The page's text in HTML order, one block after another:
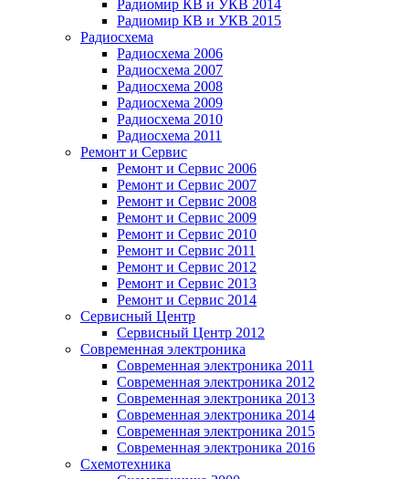
Радиомир КВ и УКВ 2014
Радиомир КВ и УКВ 2015
Радиосхема
Радиосхема 2006
Радиосхема 2007
Радиосхема 2008
Радиосхема 2009
Радиосхема 2010
Радиосхема 2011
Ремонт и Сервис
Ремонт и Сервис 2006
Ремонт и Сервис 2007
Ремонт и Сервис 2008
Ремонт и Сервис 2009
Ремонт и Сервис 2010
Ремонт и Сервис 2011
Ремонт и Сервис 2012
Ремонт и Сервис 2013
Ремонт и Сервис 2014
Сервисный Центр
Сервисный Центр 2012
Современная электроника
Современная электроника 2011
Современная электроника 2012
Современная электроника 2013
Современная электроника 2014
Современная электроника 2015
Современная электроника 2016
Схемотехника